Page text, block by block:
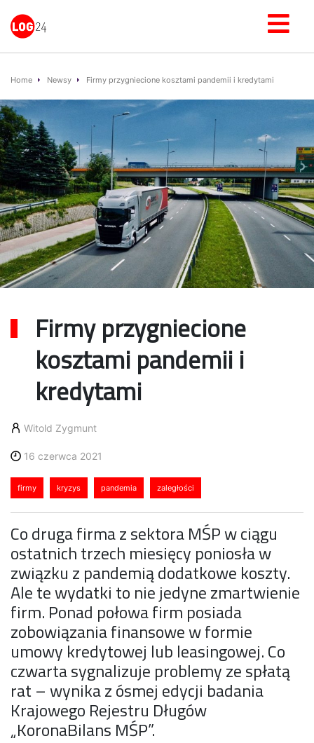
Home Newsy Firmy przygniecione kosztami pandemii i kredytami
Firmy przygniecione
kosztami pandemii i
kredytami
Witold Zygmunt
16 czerwca 2021
firmy kryzys pandemia zaległości
Co druga firma z sektora MŚP w ciągu
ostatnich trzech miesięcy poniosła w
związku z pandemią dodatkowe koszty.
Ale te wydatki to nie jedyne zmartwienie
firm. Ponad połowa firm posiada
zobowiązania finansowe w formie
umowy kredytowej lub leasingowej. Co
czwarta sygnalizuje problemy ze spłatą
rat – wynika z ósmej edycji badania
Krajowego Rejestru Długów
„KoronaBilans MŚP”.